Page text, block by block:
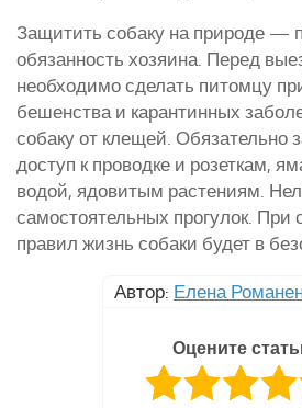
Защитить собаку на природе —
обязанность хозяина. Перед
необходимо сделать питомцу
бешенства и карантинных
собаку от клещей. Обязательно
доступ к проводке и розеткам,
водой, ядовитым растениям.
самостоятельных прогулок. При
правил жизнь собаки будет в
Автор: Елена
Оцените